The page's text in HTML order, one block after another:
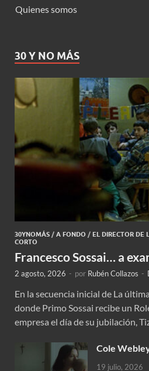
Quienes somos
30 Y NO MÁS
30YNOMÁS / A FONDO / EL DIRECTOR DE
CORTO
Francesco Sossai… a
2 agosto, 2026 - por Rubén Collazos -
En la secuencia inicial de La
donde Primo Sossai recibe un
empresa el día de su jubilación,
Cole
19 julio, 2026